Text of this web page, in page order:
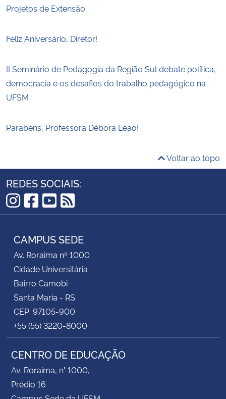
Projetos de Extensão
Feliz Aniversário, Diretor!
II Seminário de Pedagogia da Região Sul debate política,
democracia e os desafios do trabalho pedagógico na
UFSM
Parabéns, Professora Débora Leão!
Voltar ao topo
REDES SOCIAIS:
Instagram
Facebook
YouTube
RSS
CAMPUS SEDE
Av. Roraima nº 1000
Cidade Universitária
Bairro Camobi
Santa Maria - RS
CEP: 97105-900
+55 (55) 3220-8000
CENTRO DE EDUCAÇÃO
Av. Roraima, n° 1000,
Prédio 16